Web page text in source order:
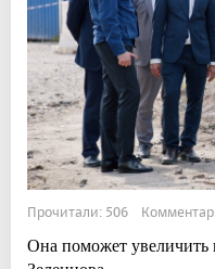
Прочитали: 506
Она поможет